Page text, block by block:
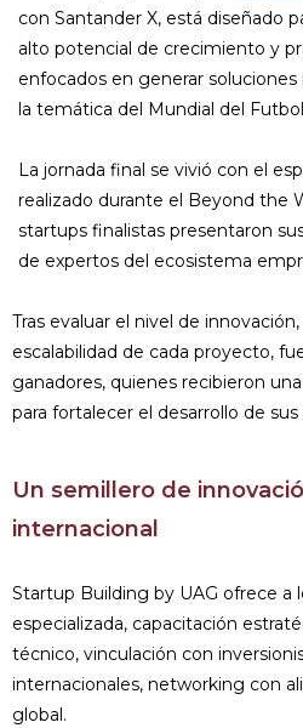
con Santander X, está diseñado
alto potencial de crecimiento y
enfocados en generar
la temática del Mundial del
La jornada final se vivió con el
realizado durante el Beyond the
startups finalistas presentaron
de expertos del ecosistema
Tras evaluar el nivel de
escalabilidad de cada proyecto,
ganadores, quienes recibieron
para fortalecer el desarrollo de sus
Un semillero de
internacional
Startup Building by UAG ofrece a
especializada, capacitación
técnico, vinculación con
internacionales, networking con
global.